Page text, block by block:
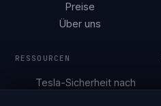
Preise
Über uns
RESSOURCEN
Tesla-Sicherheit nach